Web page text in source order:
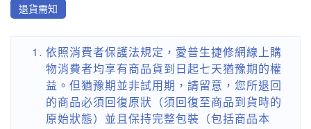
退貨需知
依照消費者保護法規定，愛普生捷修網線上購
物消費者均享有商品貨到日起七天猶豫期的權
益。但猶豫期並非試用期，請留意，您所退回
的商品必須回復原狀（須回復至商品到貨時的
原始狀態）並且保持完整包裝（包括商品本